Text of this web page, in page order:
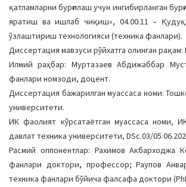
қатламларни бурғилаш учун ингибирланган
яратиш ва ишлаб чиқиш», 04.00.11 –
ўзлаштириш технологияси (техника фанлари).
Диссертация мавзуси рўйхатга олинган рақам:
Илмий раҳбар: Муртазаев Абдижаббар
фанлари номзоди, доцент.
Диссертация бажарилган муассаса номи:
университети.
ИК фаолият кўрсатаётган муассаса номи,
давлат техника университети, DSc.03/
Расмий оппонентлар: Рахимов Акбарходжа
фанлари доктори, профессор; Раупов
техника фанлари бўйича фалсафа доктори